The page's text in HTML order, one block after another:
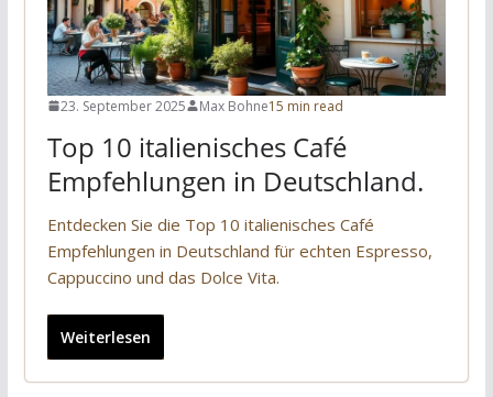
23. September 2025 Max Bohne15 min read
Top 10 italienisches Café
Empfehlungen in Deutschland.
Entdecken Sie die Top 10 italienisches Café
Empfehlungen in Deutschland für echten Espresso,
Cappuccino und das Dolce Vita.
Weiterlesen